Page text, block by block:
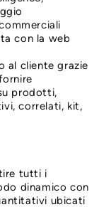
con la web
al cliente grazie
prodotti,
correlati, kit,
tutti i
dinamico con
ubicati